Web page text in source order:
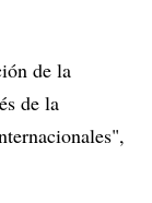
de la
de la